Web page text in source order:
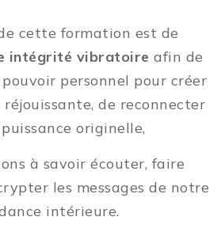
cette formation est de
intégrité vibratoire afin de
personnel pour créer
de reconnecter
originelle,
à savoir écouter, faire
les messages de notre
intérieure.